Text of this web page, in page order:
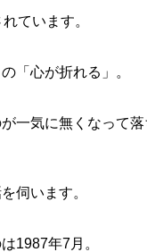
ています。
「心が折れる」。
一気に無くなって
伺います。
1987年7月。